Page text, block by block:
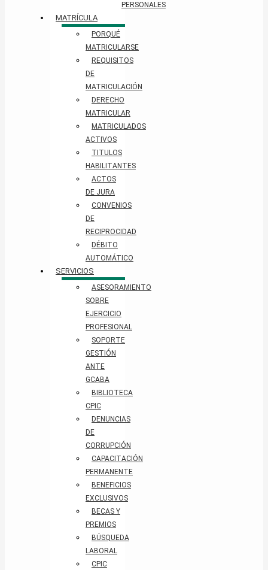
PERSONALES​
MATRÍCULA
PORQUÉ
MATRICULARSE
REQUISITOS
DE
MATRICULACIÓN
DERECHO
MATRICULAR
MATRICULADOS
ACTIVOS
TITULOS
HABILITANTES
ACTOS
DE JURA
CONVENIOS
DE
RECIPROCIDAD
DÉBITO
AUTOMÁTICO
SERVICIOS
ASESORAMIENTO
SOBRE
EJERCICIO
PROFESIONAL
SOPORTE
GESTIÓN
ANTE
GCABA
BIBLIOTECA
CPIC
DENUNCIAS
DE
CORRUPCIÓN
CAPACITACIÓN
PERMANENTE
BENEFICIOS
EXCLUSIVOS
BECAS Y
PREMIOS
BÚSQUEDA
LABORAL​
CPIC